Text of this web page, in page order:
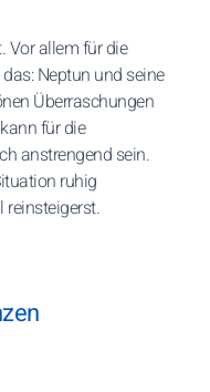
Vor allem für die
Neptun und seine
Überraschungen
für die
anstrengend sein.
ruhig
reinsteigerst.